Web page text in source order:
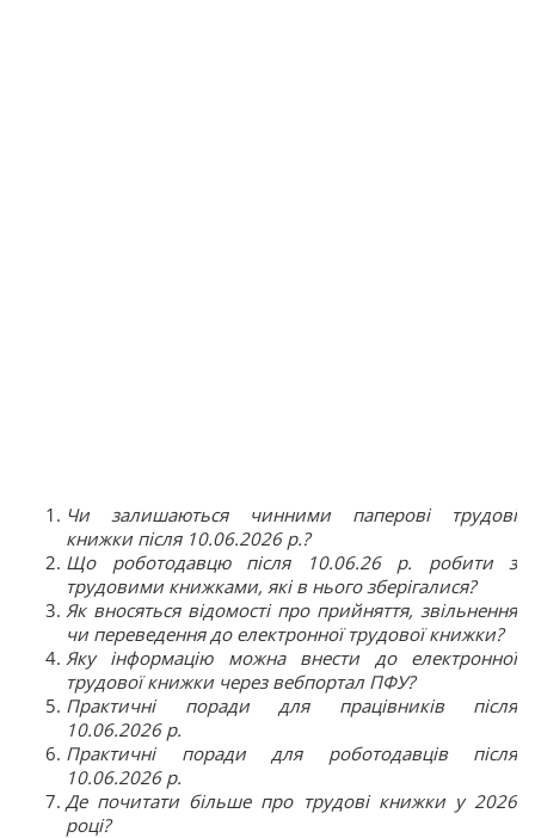
Чи залишаються чинними паперові трудові
книжки після 10.06.2026 р.?
Що роботодавцю після 10.06.26 р. робити з
трудовими книжками, які в нього зберігалися?
Як вносяться відомості про прийняття, звільнення
чи переведення до електронної трудової книжки?
Яку інформацію можна внести до електронної
трудової книжки через вебпортал ПФУ?
Практичні поради для працівників після
10.06.2026 р.
Практичні поради для роботодавців після
10.06.2026 р.
Де почитати більше про трудові книжки у 2026
році?